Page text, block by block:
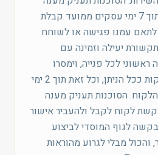
מתאים לצרכי הלקוח תוך 7 ימי עסקים ממועד קבלת
עמנו פגישה או לשוחח
יעילה וזמינה עם
לכל פנייה, וימסרו
תשובות ברורות ומנומקות ככל הניתן, וכל זאת תוך 2 ימי
הסוכנות תעניק מענה
לקוח לקבל ולהעביר אישור
לגוף המוסדי לביצוע
מבלי לגרוע מהוראות